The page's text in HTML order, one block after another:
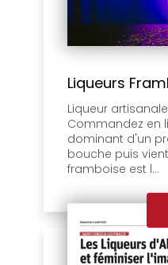
Liqueurs
Liqueur
Commandez en
dominant d'un
bouche puis
framboise est l...